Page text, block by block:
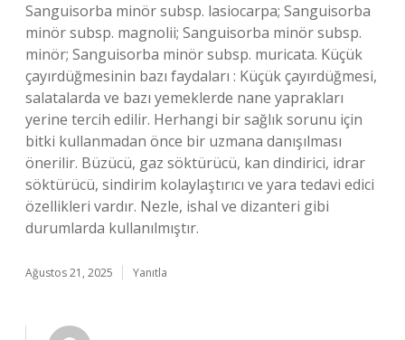
Sanguisorba minör subsp. lasiocarpa; Sanguisorba
minör subsp. magnolii; Sanguisorba minör subsp.
minör; Sanguisorba minör subsp. muricata. Küçük
çayırdüğmesinin bazı faydaları : Küçük çayırdüğmesi,
salatalarda ve bazı yemeklerde nane yaprakları
yerine tercih edilir. Herhangi bir sağlık sorunu için
bitki kullanmadan önce bir uzmana danışılması
önerilir. Büzücü, gaz söktürücü, kan dindirici, idrar
söktürücü, sindirim kolaylaştırıcı ve yara tedavi edici
özellikleri vardır. Nezle, ishal ve dizanteri gibi
durumlarda kullanılmıştır.
Ağustos 21, 2025 Yanıtla